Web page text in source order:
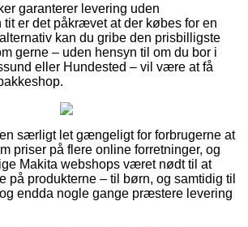
garanterer levering uden
tit er det påkrævet at der købes for en
kan du gribe den prisbilligste
gerne – uden hensyn til om du bor i
eller Hundested – vil være at få
særligt let gængeligt for forbrugerne at
priser på flere online forretninger, og
Makita webshops været nødt til at
på produkterne – til børn, og samtidig til
endda nogle gange præstere levering